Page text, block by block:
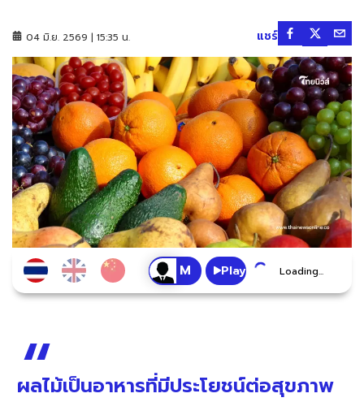
04 มิ.ย. 2569 | 15:35 น. แชร์
Play Loading...
ผลไม้เป็นอาหารที่มีประโยชน์ต่อสุขภาพ